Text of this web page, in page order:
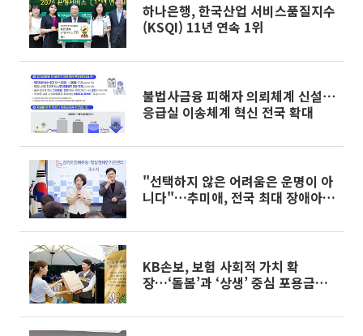
하나은행, 한국산업 서비스품질지수
(KSQI) 11년 연속 1위
불법사금융 피해자 의뢰체계 신설⋯
응급실 이송체계 혁신 전국 확대
"선택하지 않은 어려움은 운명이 아
니다"…추미애, 전국 최대 장애아동
KB손보, 보험 사회적 가치 확
장…‘돌봄’과 ‘상생’ 중심 포용금융